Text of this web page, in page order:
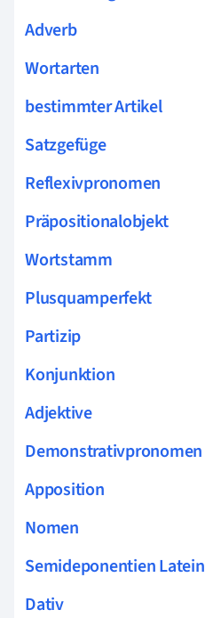
Adverb
Wortarten
bestimmter Artikel
Satzgefüge
Reflexivpronomen
Präpositionalobjekt
Wortstamm
Plusquamperfekt
Partizip
Konjunktion
Adjektive
Demonstrativpronomen
Apposition
Nomen
Semideponentien Latein
Dativ